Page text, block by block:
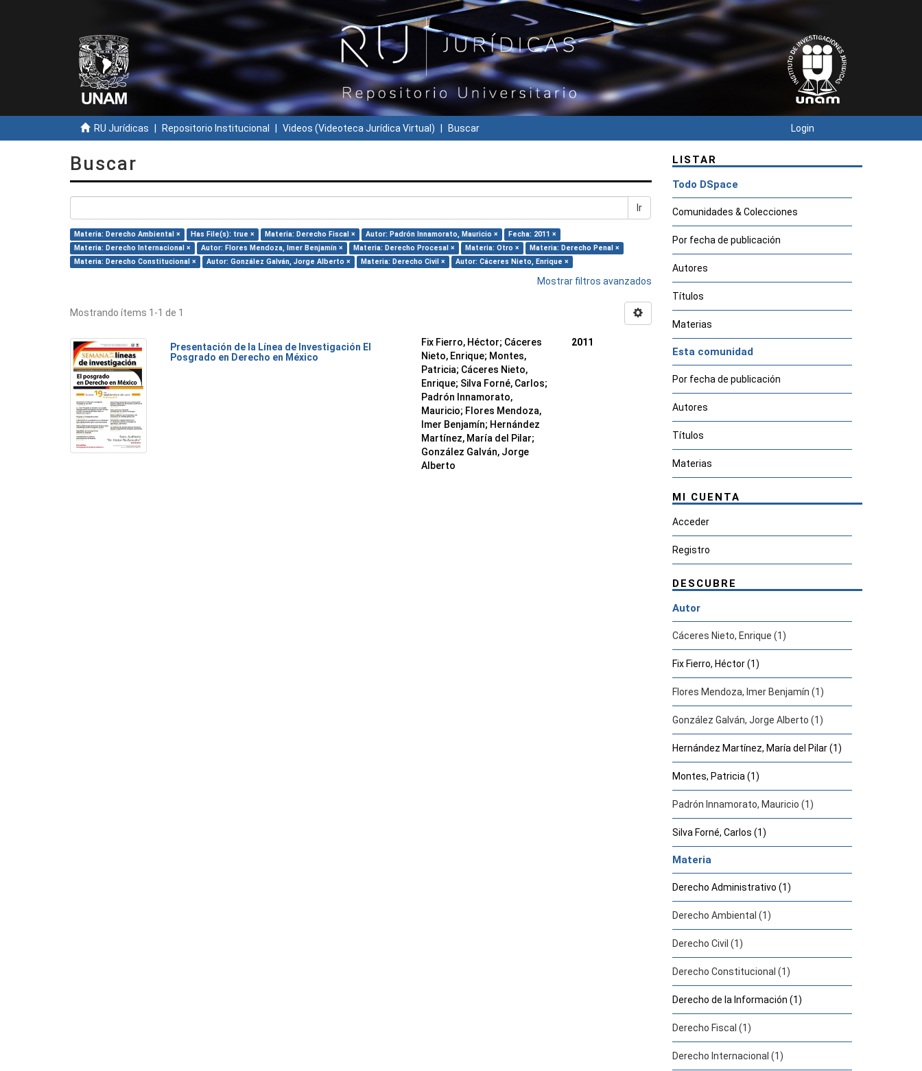
RU Jurídicas Repositorio Institucional Videos (Videoteca Jurídica Virtual) Buscar Login
Buscar
Ir
Materia: Derecho Ambiental × Has File(s): true × Materia: Derecho Fiscal × Autor: Padrón Innamorato, Mauricio ×
Fecha: 2011 ×
Materia: Derecho Internacional ×
Autor: Flores Mendoza, Imer Benjamín × Materia: Derecho Procesal × Materia: Otro ×
Materia: Derecho Penal ×
Materia: Derecho Constitucional ×
Autor: González Galván, Jorge Alberto × Materia: Derecho Civil × Autor: Cáceres Nieto, Enrique ×
Mostrar filtros avanzados
Mostrando ítems 1-1 de 1
Presentación de la Línea de Investigación El
Posgrado en Derecho en México
Fix Fierro, Héctor; Cáceres
Nieto, Enrique; Montes,
Patricia; Cáceres Nieto,
Enrique; Silva Forné, Carlos;
Padrón Innamorato,
Mauricio; Flores Mendoza,
Imer Benjamín; Hernández
Martínez, María del Pilar;
González Galván, Jorge
Alberto
2011
LISTAR
Todo DSpace
Comunidades & Colecciones
Por fecha de publicación
Autores
Títulos
Materias
Esta comunidad
Por fecha de publicación
Autores
Títulos
Materias
MI CUENTA
Acceder
Registro
DESCUBRE
Autor
Cáceres Nieto, Enrique (1)
Fix Fierro, Héctor (1)
Flores Mendoza, Imer Benjamín (1)
González Galván, Jorge Alberto (1)
Hernández Martínez, María del Pilar (1)
Montes, Patricia (1)
Padrón Innamorato, Mauricio (1)
Silva Forné, Carlos (1)
Materia
Derecho Administrativo (1)
Derecho Ambiental (1)
Derecho Civil (1)
Derecho Constitucional (1)
Derecho de la Información (1)
Derecho Fiscal (1)
Derecho Internacional (1)